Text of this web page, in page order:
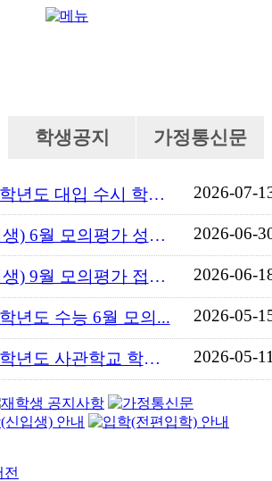
학생공지 가정통신문
년도 대입 수시 학교... 2026-07-
) 6월 모의평가 성적... 2026-06-
) 9월 모의평가 접수... 2026-06-
년도 수능 6월 모의... 2026-05-
년도 사관학교 학교장... 2026-05-
전